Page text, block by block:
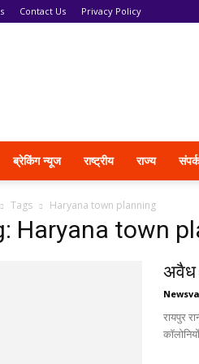
Contact Us Privacy Policy
ब्रेकिंग न्यूज राष्ट्रीय राज्य संपर्क
Tags Haryana town planning
Haryana town
अवैध
रायपुर